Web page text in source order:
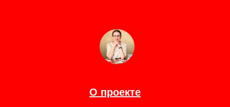
О проекте